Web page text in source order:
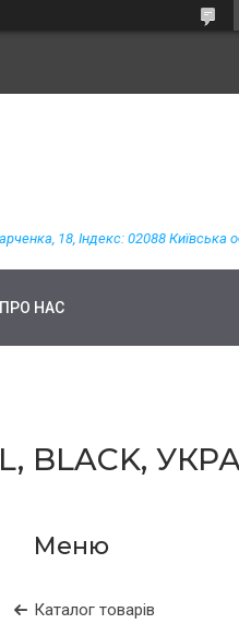
18, Індекс: 02088 Київська
ПРО НАС
Каталог товарів